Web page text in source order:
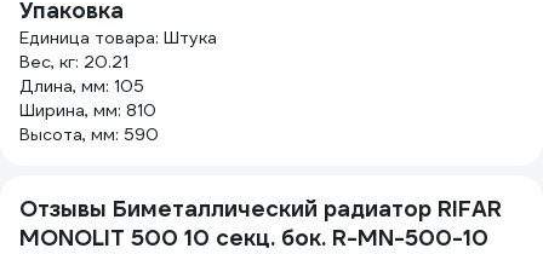
Упаковка
Единица товара: Штука
Вес, кг: 20.21
Длина, мм: 105
Ширина, мм: 810
Высота, мм: 590
Отзывы Биметаллический радиатор RIFAR
MONOLIT 500 10 секц. бок. R-MN-500-10